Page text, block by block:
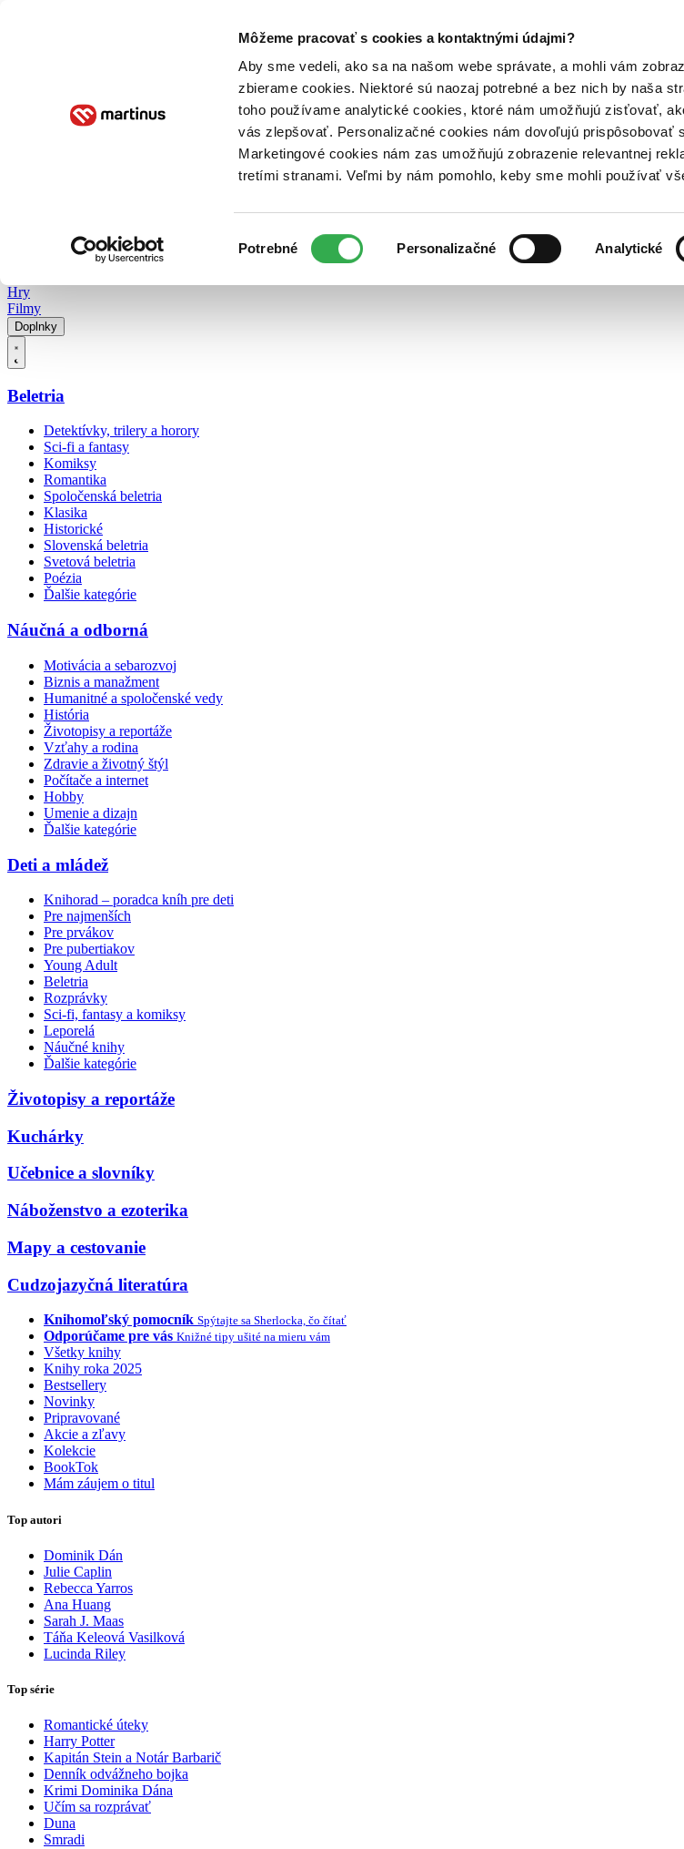
Môžeme pracovať s cookies a kontaktnými údajmi?
Aby sme vedeli, ako sa na našom webe správate, a mohli vám
zbierame cookies. Niektoré sú naozaj potrebné a bez nich by naša
toho používame analytické cookies, ktoré nám umožňujú zisťovať,
vás zlepšovať. Personalizačné cookies nám dovoľujú prispôsobovať
Marketingové cookies nám zas umožňujú zobrazenie relevantnej
tretími stranami. Veľmi by nám pomohlo, keby sme mohli používať
súhlasu
Potrebné Personalizačné Analytické
Poukážky Kontakt
Hry
Filmy
Doplnky
Beletria
Detektívky, trilery a horory
Sci-fi a fantasy
Komiksy
Romantika
Spoločenská beletria
Klasika
Historické
Slovenská beletria
Svetová beletria
Poézia
Ďalšie kategórie
Náučná a odborná
Motivácia a sebarozvoj
Biznis a manažment
Humanitné a spoločenské vedy
História
Životopisy a reportáže
Vzťahy a rodina
Zdravie a životný štýl
Počítače a internet
Hobby
Umenie a dizajn
Ďalšie kategórie
Deti a mládež
Knihorad – poradca kníh pre deti
Pre najmenších
Pre prvákov
Pre pubertiakov
Young Adult
Beletria
Rozprávky
Sci-fi, fantasy a komiksy
Leporelá
Náučné knihy
Ďalšie kategórie
Životopisy a reportáže
Kuchárky
Učebnice a slovníky
Náboženstvo a ezoterika
Mapy a cestovanie
Cudzojazyčná literatúra
Knihomoľský pomocník Spýtajte sa Sherlocka, čo čítať
Odporúčame pre vás Knižné tipy ušité na mieru vám
Všetky knihy
Knihy roka 2025
Bestsellery
Novinky
Pripravované
Akcie a zľavy
Kolekcie
BookTok
Mám záujem o titul
Top autori
Dominik Dán
Julie Caplin
Rebecca Yarros
Ana Huang
Sarah J. Maas
Táňa Keleová Vasilková
Lucinda Riley
Top série
Romantické úteky
Harry Potter
Kapitán Stein a Notár Barbarič
Denník odvážneho bojka
Krimi Dominika Dána
Učím sa rozprávať
Duna
Smradi